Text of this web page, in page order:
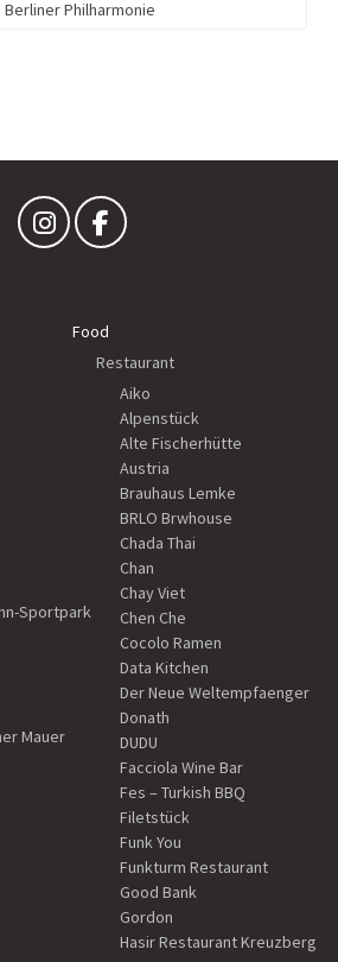
Berliner Philharmonie
Sportpark
Mauer
Food
Restaurant
Aiko
Alpenstück
Alte Fischerhütte
Austria
Brauhaus Lemke
BRLO Brwhouse
Chada Thai
Chan
Chay Viet
Chen Che
Cocolo Ramen
Data Kitchen
Der Neue Weltempfaenger
Donath
DUDU
Facciola Wine Bar
Fes – Turkish BBQ
Filetstück
Funk You
Funkturm Restaurant
Good Bank
Gordon
Hasir Restaurant Kreuzberg